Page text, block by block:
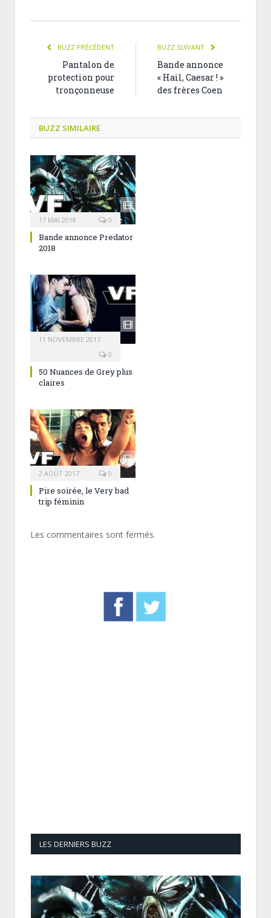
BUZZ PRÉCÉDENT
Pantalon de
protection pour
tronçonneuse
BUZZ SUIVANT
Bande annonce
« Hail, Caesar ! »
des frères Coen
BUZZ SIMILAIRE
17 MAI 2018 0
Bande annonce Predator
2018
11 NOVEMBRE 2017
0
50 Nuances de Grey plus
claires
2 AOÛT 2017 0
Pire soirée, le Very bad
trip féminin
Les commentaires sont fermés.
LES DERNIERS BUZZ